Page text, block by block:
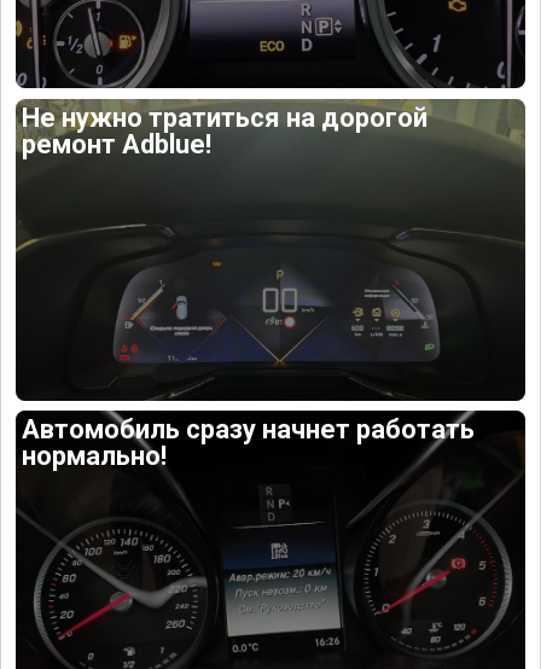
Не нужно тратиться на дорогой
ремонт Adblue!
Автомобиль сразу начнет работать
нормально!